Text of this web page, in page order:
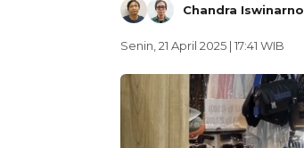
Chandra Iswinarno
Senin, 21 April 2025 | 17:41 WIB